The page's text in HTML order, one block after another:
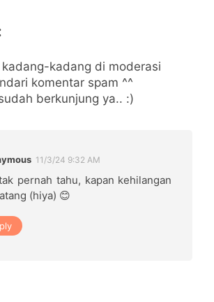
kadang di moderasi
komentar spam ^^
berkunjung ya.. :)
11/3/24 9:32 AM
pernah tahu, kapan kehilangan
(hiya) 😊